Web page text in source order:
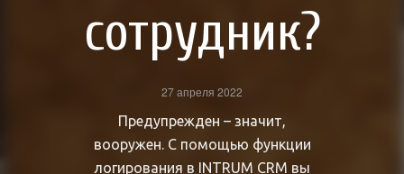
сотрудник?
27 апреля 2022
Предупрежден – значит,
вооружен. С помощью функции
логирования в INTRUM CRM вы